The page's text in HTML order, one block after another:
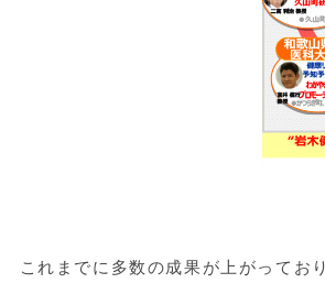
これまでに多数の成果が上がってお